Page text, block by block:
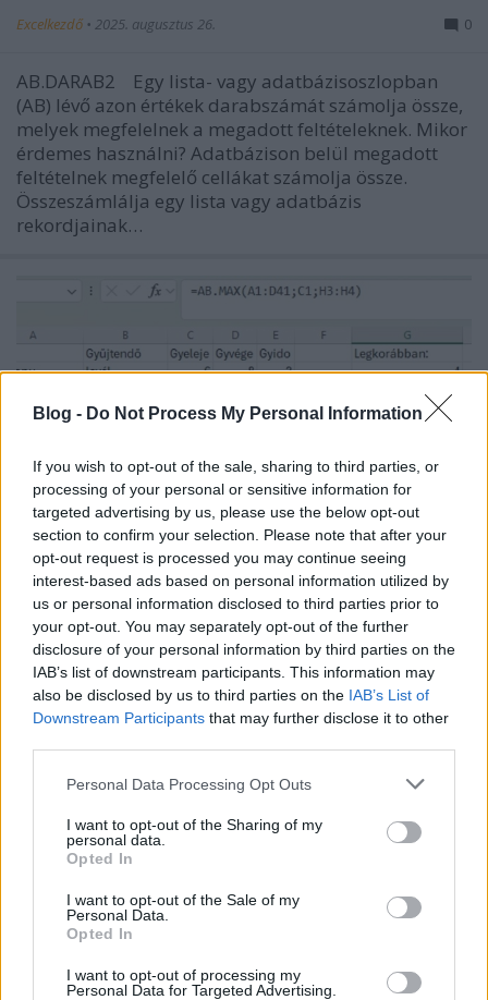
Blog - Do Not Process My Personal Information
If you wish to opt-out of the sale, sharing to third parties, or
processing of your personal or sensitive information for
targeted advertising by us, please use the below opt-out
section to confirm your selection. Please note that after your
opt-out request is processed you may continue seeing
interest-based ads based on personal information utilized by
us or personal information disclosed to third parties prior to
your opt-out. You may separately opt-out of the further
disclosure of your personal information by third parties on the
IAB’s list of downstream participants. This information may
also be disclosed by us to third parties on the IAB’s List of
Downstream Participants that may further disclose it to other
Please note that this website/app uses one or more Google
not limited to your visit or usage behaviour. You may click to
grant or deny consent to Google and its third-party tags to
use your data for below specified purposes in below Google
consent section.
Personal Data Processing Opt Outs
I want to opt-out of the Sharing of my
personal data.
Opted In
I want to opt-out of the Sale of my
Personal Data.
Opted In
I want to opt-out of processing my
Personal Data for Targeted Advertising.
Excelkezdő • 2025. augusztus 26. 0
AB.DARAB2 Egy lista- vagy adatbázisoszlopban
(AB) lévő azon értékek darabszámát számolja össze,
melyek megfelelnek a megadott feltételeknek. Mikor
érdemes használni? Adatbázison belül megadott
feltételnek megfelelő cellákat számolja össze.
Összeszámlálja egy lista vagy adatbázis
rekordjainak…
Gyógynövény 4. AB.MAX
Excelkezdő•2025. augusztus 26.
Gyógynövény 4. AB.MAX Gyógynövények nevéről és
gyűjtési időszakáról adataink vannak a noveny.txt
fájlban (tabulátorokkal tagolt szövegállomány).
Táblázatkezelő program segítségével oldja meg az
alábbi feladatokat! 4. Az G4 cellában függvény
segítségével adja meg, hogy adott év hányadik…